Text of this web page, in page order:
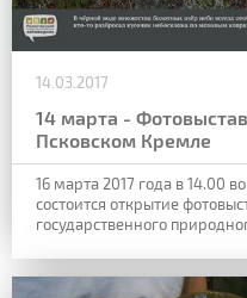
14.03.2017
14 марта -
Псковском Кремле
16 марта 2017 года в 14.00
состоится открытие
государственного